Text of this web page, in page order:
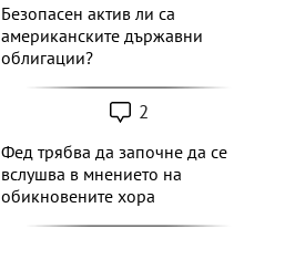
Безопасен актив ли са
американските държавни
облигации?
2
Фед трябва да започне да се
вслушва в мнението на
обикновените хора